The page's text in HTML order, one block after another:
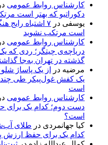
کارشناس روابط عمومی در
دکوراتیو که بهتر است
یوسفی در
۷ اشتباه رایج
است مرتکب نشوید
کارشناس روابط عمومی در
دریاچه‌ی چیتگر؛ ردی که
گذشته در تهران به‌جا
مرضیه در
از یک پاساژ
یک کفش غول‌پیکر طی چند
است
کارشناس روابط عمومی در
دست دوم؛ کدام یک برای
است؟
کیا جهانمردی در طلای
کدام یک برای حفظ ارزش